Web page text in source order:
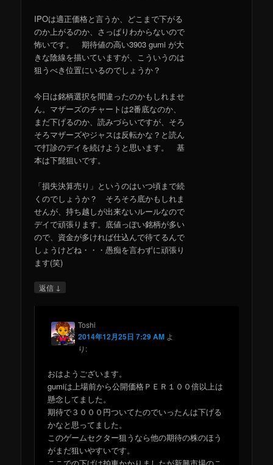
IPOは適正価格と言うか、どこまで下がる
のか上がるのか、さっぱりわからないので
怖いです。 期待値の高い3903 gumi が大
きな陰線を描いていますが、こういうのは
狙うべき位置にいるのでしょうか？
今日は銘柄選択を間違ったのかもしれませ
ん。マザーズのチャートは2番底なのか、
まだ下げるのか、読みづらいですが、そろ
そろマザーズやジャスは反転かな？と読ん
で打診のデイを続けようと思います。 基
本は下髭狙いです。
「損失決算売り」というのはいつ頃まで続
くのでしょうか？ そろそろ底かもしれま
せんが、持ち越しが出来ないルールなので
デイで頑張ります。底値っぽい銘柄が多い
ので、資金が多ければ仕込んで待てるんで
しょうけどね・・・愚痴を言わずに頑張り
ます(笑)
返信 ↓
Toshi
2014年12月25日 7:29 AM よ
り:
おはようございます。
gumiは上場前から公開価格ＰＥＲ１００倍以上は
懸念してました。
期待で３０００円ついてたのでいったんは下げる
かなと思ってました。
このゲームセクター狙うなら他の期待の株のほう
がまだ狙いやすいです。